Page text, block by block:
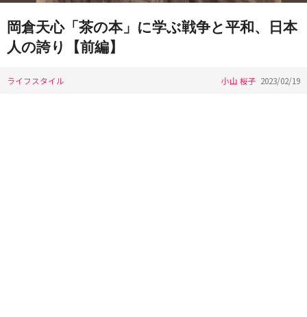
岡倉天心「茶の本」に学ぶ戦争と平和、日本
人の誇り【前編】
ライフスタイル 小山 桜子 2023/02/19